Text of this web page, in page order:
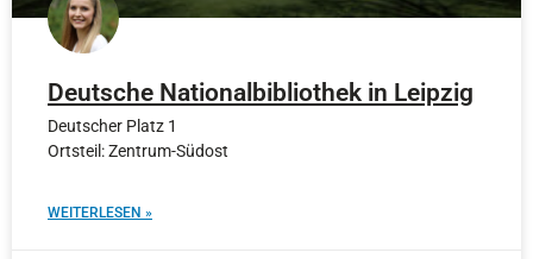
Deutsche Nationalbibliothek in Leipzig
Deutscher Platz 1
Ortsteil: Zentrum-Südost
WEITERLESEN »